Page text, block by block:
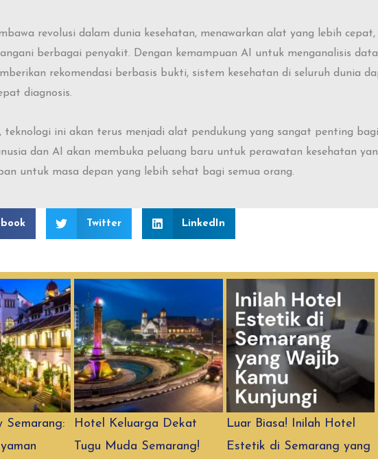
revolusi dalam dunia kesehatan, menawarkan alat yang lebih cepat,
berbagai penyakit. Dengan kemampuan AI untuk menganalisis data
rekomendasi berbasis bukti, sistem kesehatan di seluruh dunia
diagnosis.
ini akan terus menjadi alat pendukung yang sangat penting bagi
dan AI akan membuka peluang baru untuk perawatan kesehatan
untuk masa depan yang lebih sehat bagi semua orang.
Twitter LinkedIn
Semarang:
Hotel Keluarga Dekat
Tugu Muda Semarang!
Luar Biasa! Inilah Hotel
Estetik di Semarang yang